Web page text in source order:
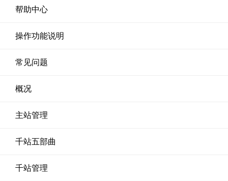
帮助中心
操作功能说明
常见问题
概况
主站管理
千站五部曲
千站管理